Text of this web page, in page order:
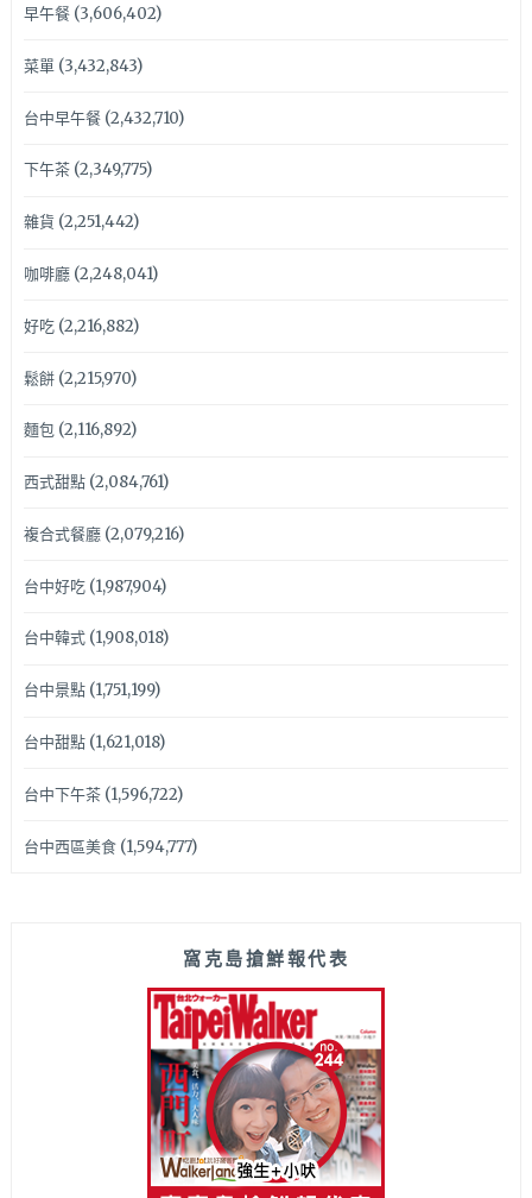
早午餐(3,606,402)
菜單(3,432,843)
台中早午餐(2,432,710)
下午茶(2,349,775)
雜貨 (2,251,442)
咖啡廳(2,248,041)
好吃(2,216,882)
鬆餅(2,215,970)
麵包(2,116,892)
西式甜點(2,084,761)
複合式餐廳(2,079,216)
台中好吃(1,987,904)
台中韓式(1,908,018)
台中景點(1,751,199)
台中甜點(1,621,018)
台中下午茶(1,596,722)
台中西區美食(1,594,777)
窩克島搶鮮報代表